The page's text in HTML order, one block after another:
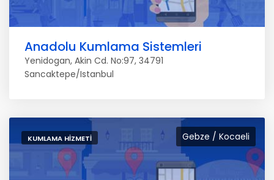
Anadolu Kumlama Sistemleri
Yenidogan, Akin Cd. No:97, 34791
Sancaktepe/Istanbul
Gebze / Kocaeli
KUMLAMA HIZMETI